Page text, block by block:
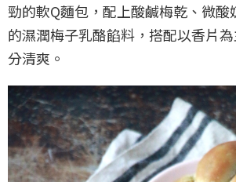
勁的軟Q麵包，配上酸鹹梅乾、微酸
的濕潤梅子乳酪餡料，搭配以香片
分清爽。